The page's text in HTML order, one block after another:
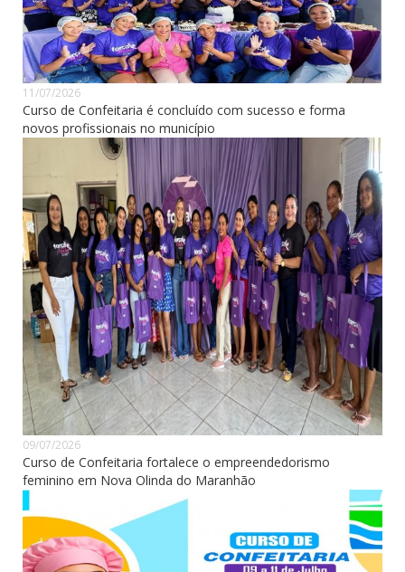
11/07/2026
Curso de Confeitaria é concluído com sucesso e forma
novos profissionais no município
09/07/2026
Curso de Confeitaria fortalece o empreendedorismo
feminino em Nova Olinda do Maranhão